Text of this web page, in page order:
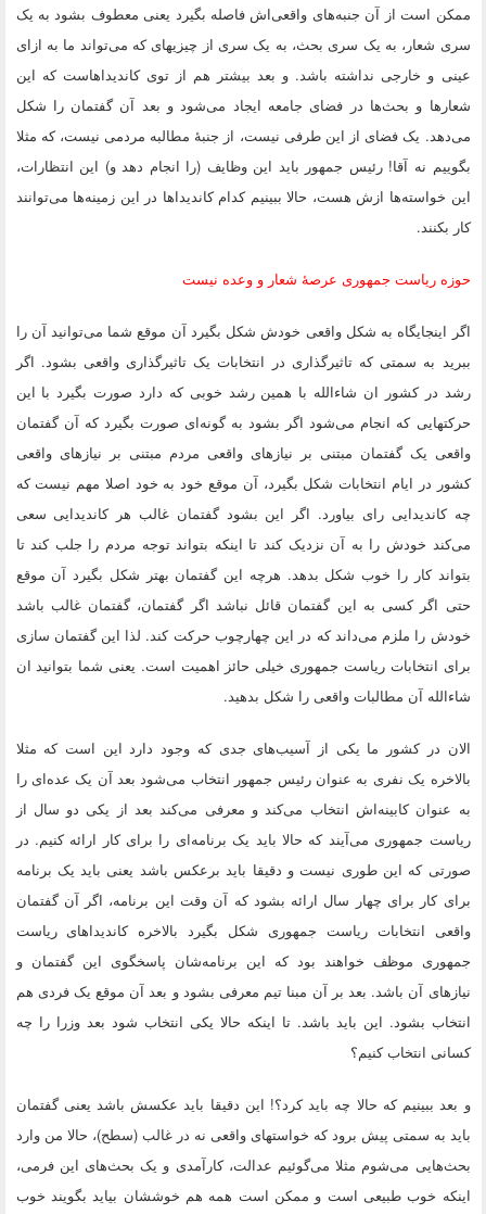
ممکن است از آن جنبه‌های واقعی‌اش فاصله بگیرد یعنی معطوف بشود به یک
سری شعار، به یک سری بحث، به یک سری از چیزیهای که می‌تواند ما به ازای
عینی و خارجی نداشته باشد. و بعد بیشتر هم از توی کاندیداهاست که این
شعار‌ها و بحث‌ها در فضای جامعه ایجاد می‌شود و بعد آن گفتمان را شکل
می‌دهد. یک فضای از این طرفی نیست، از جنبهٔ مطالبه مردمی نیست، که مثلا
بگوییم نه آقا! رئیس جمهور باید این وظایف (را انجام دهد و) این انتظارات،
این خواسته‌ها ازش هست، حالا ببینیم کدام کاندیدا‌ها در این زمینه‌ها می‌توانند
کار بکنند.
حوزه ریاست جمهوری عرصهٔ شعار و وعده نیست
اگر اینجایگاه به شکل واقعی خودش شکل بگیرد آن موقع شما می‌توانید آن را
ببرید به سمتی که تاثیرگذاری در انتخابات یک تاثیرگذاری واقعی بشود. اگر
رشد در کشور ان شاءالله با همین رشد خوبی که دارد صورت بگیرد با این
حرکتهایی که انجام می‌شود اگر بشود به گونه‌ای صورت بگیرد که آن گفتمان
واقعی یک گفتمان مبتنی بر نیازهای واقعی مردم مبتنی بر نیازهای واقعی
کشور در ایام انتخابات شکل بگیرد، آن موقع خود به خود اصلا مهم نیست که
چه کاندیدایی رای بیاورد. اگر این بشود گفتمان غالب هر کاندیدایی سعی
می‌کند خودش را به آن نزدیک کند تا اینکه بتواند توجه مردم را جلب کند تا
بتواند کار را خوب شکل بدهد. هرچه این گفتمان بهتر شکل بگیرد آن موقع
حتی اگر کسی به این گفتمان قائل نباشد اگر گفتمان، گفتمان غالب باشد
خودش را ملزم می‌داند که در این چهارچوب حرکت کند. لذا این گفتمان سازی
برای انتخابات ریاست جمهوری خیلی حائز اهمیت است. یعنی شما بتوانید ان
شاءالله آن مطالبات واقعی را شکل بدهید.
الان در کشور ما یکی از آسیب‌های جدی که وجود دارد این است که مثلا
بالاخره یک نفری به عنوان رئیس جمهور انتخاب می‌شود بعد آن یک عده‌ای را
به عنوان کابینه‌اش انتخاب می‌کند و معرفی می‌کند بعد از یکی دو سال از
ریاست جمهوری می‌آیند که حالا باید یک برنامه‌ای را برای کار ارائه کنیم. در
صورتی که این طوری نیست و دقیقا باید برعکس باشد یعنی باید یک برنامه
برای کار برای چهار سال ارائه بشود که آن وقت این برنامه، اگر آن گفتمان
واقعی انتخابات ریاست جمهوری شکل بگیرد بالاخره کاندیداهای ریاست
جمهوری موظف خواهند بود که این برنامه‌شان پاسخگوی این گفتمان و
نیازهای آن باشد. بعد بر آن مبنا تیم معرفی بشود و بعد آن موقع یک فردی هم
انتخاب بشود. این باید باشد. تا اینکه حالا یکی انتخاب شود بعد وزرا را چه
کسانی انتخاب کنیم؟
و بعد ببینیم که حالا چه باید کرد؟! این دقیقا باید عکسش باشد یعنی گفتمان
باید به سمتی پیش برود که خواستهای واقعی نه در غالب (سطح)، حالا من وارد
بحث‌هایی می‌شوم مثلا می‌گوئیم عدالت، کارآمدی و یک بحث‌های این فرمی،
اینکه خوب طبیعی است و ممکن است همه هم خوششان بیاید بگویند خوب